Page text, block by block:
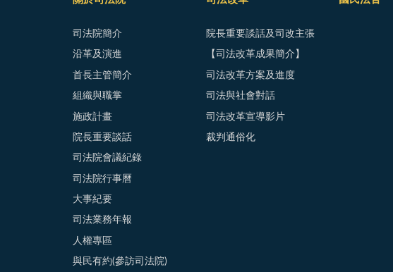
司法院簡介
沿革及演進
首長主管簡介
組織與職掌
施政計畫
院長重要談話
司法院會議紀錄
司法院行事曆
大事紀要
司法業務年報
人權專區
與民有約(參訪司法院)
院長重要談話及司改主張
【司法改革成果簡介】
司法改革方案及進度
司法與社會對話
司法改革宣導影片
裁判通俗化